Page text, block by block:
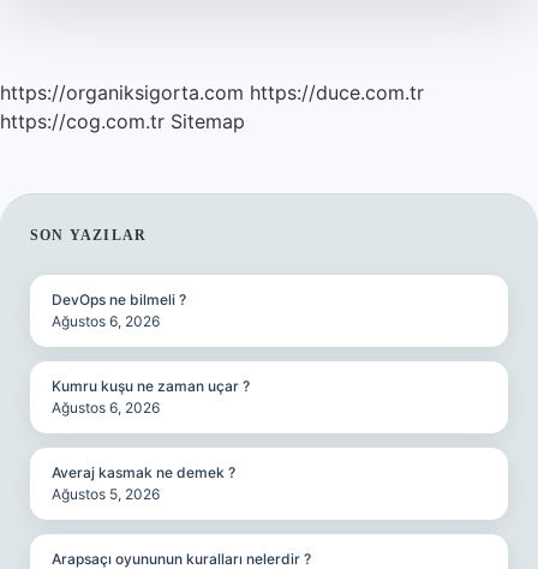
https://organiksigorta.com https://duce.com.tr
https://cog.com.tr Sitemap
SIDEBAR
SON YAZILAR
DevOps ne bilmeli ?
Ağustos 6, 2026
Kumru kuşu ne zaman uçar ?
Ağustos 6, 2026
Averaj kasmak ne demek ?
Ağustos 5, 2026
Arapsaçı oyununun kuralları nelerdir ?